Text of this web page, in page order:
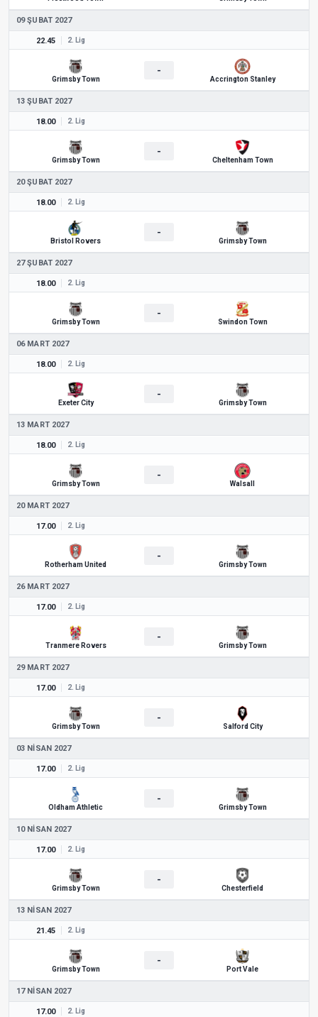
09 ŞUBAT 2027
22.45 2. Lig
Grimsby Town
-
Accrington Stanley
13 ŞUBAT 2027
18.00 2. Lig
Grimsby Town
-
Cheltenham Town
20 ŞUBAT 2027
18.00 2. Lig
Bristol Rovers
-
Grimsby Town
27 ŞUBAT 2027
18.00 2. Lig
Grimsby Town
-
Swindon Town
06 MART 2027
18.00 2. Lig
Exeter City
-
Grimsby Town
13 MART 2027
18.00 2. Lig
Grimsby Town
-
Walsall
20 MART 2027
17.00 2. Lig
Rotherham United
-
Grimsby Town
26 MART 2027
17.00 2. Lig
Tranmere Rovers
-
Grimsby Town
29 MART 2027
17.00 2. Lig
Grimsby Town
-
Salford City
03 NISAN 2027
17.00 2. Lig
Oldham Athletic
-
Grimsby Town
10 NISAN 2027
17.00 2. Lig
Grimsby Town
-
Chesterfield
13 NISAN 2027
21.45 2. Lig
Grimsby Town
-
Port Vale
17 NISAN 2027
17.00 2. Lig